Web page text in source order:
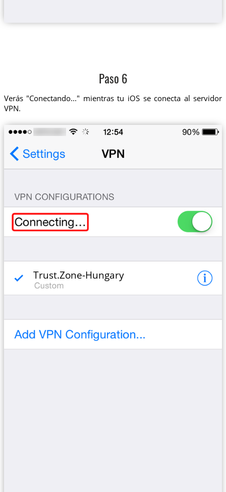
Paso 6
Verás "Conectando..." mientras tu iOS se conecta al servidor
VPN.
Trust.Zone-Hungary